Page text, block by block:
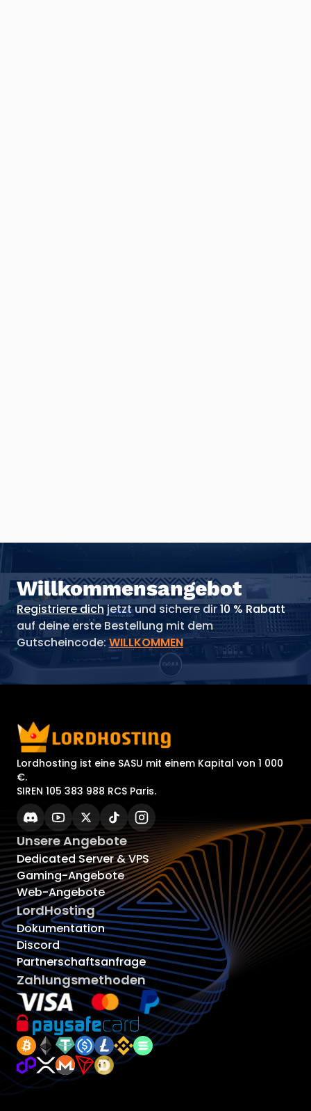
Willkommensangebot
Registriere dichjetzt und sichere dir10 % Rabatt
auf deine erste Bestellung mit dem
Gutscheincode:WILLKOMMEN
Unsere Angebote
Dedicated Server & VPS
Gaming-Angebote
Web-Angebote
LordHosting
Dokumentation
Discord
Partnerschaftsanfrage
Zahlungsmethoden
Lordhosting ist eine SASU mit einem Kapital von 1 000
€.
SIREN 105 383 988 RCS Paris.